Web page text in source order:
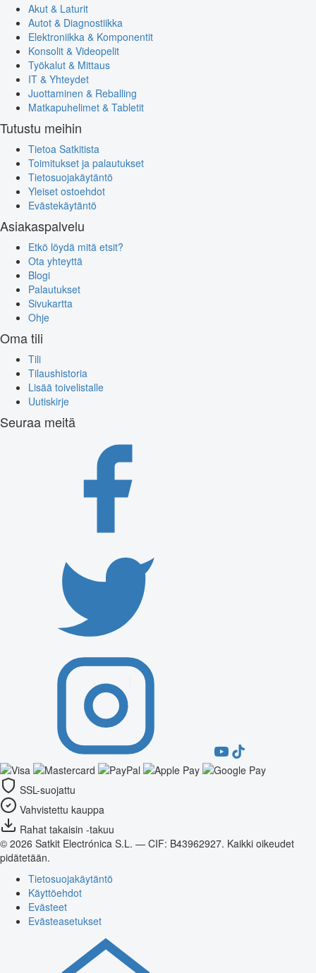
Akut & Laturit
Autot & Diagnostiikka
Elektroniikka & Komponentit
Konsolit & Videopelit
Työkalut & Mittaus
IT & Yhteydet
Juottaminen & Reballing
Matkapuhelimet & Tabletit
Tutustu meihin
Tietoa Satkitista
Toimitukset ja palautukset
Tietosuojakäytäntö
Yleiset ostoehdot
Evästekäytäntö
Asiakaspalvelu
Etkö löydä mitä etsit?
Ota yhteyttä
Blogi
Palautukset
Sivukartta
Ohje
Oma tili
Tili
Tilaushistoria
Lisää toivelistalle
Uutiskirje
Seuraa meitä
SSL-suojattu
Vahvistettu kauppa
Rahat takaisin -takuu
© 2026 Satkit Electrónica S.L. — CIF: B43962927. Kaikki oikeudet
pidätetään.
Tietosuojakäytäntö
Käyttöehdot
Evästeet
Evästeasetukset